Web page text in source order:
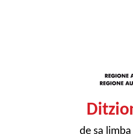
de sa